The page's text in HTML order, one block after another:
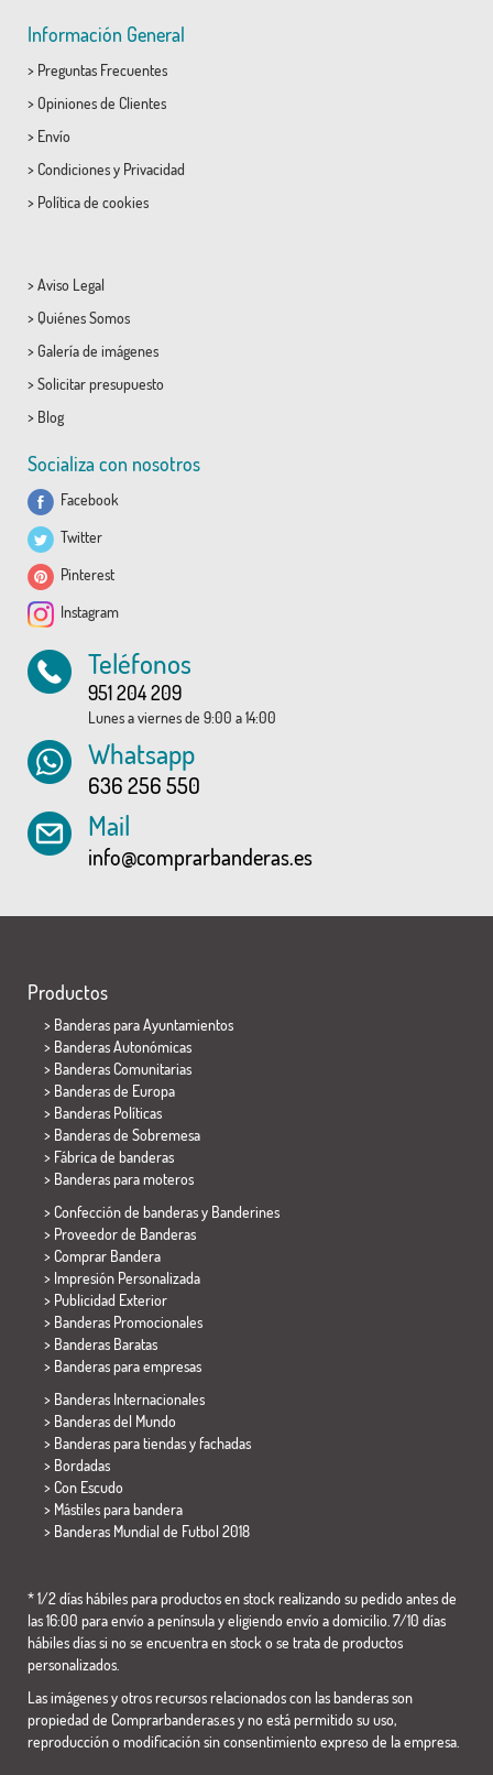
Información General
> Preguntas Frecuentes
> Opiniones de Clientes
> Envío
> Condicionesy Privacidad
> Política de cookies
> Aviso Legal
> Quiénes Somos
> Galería de imágenes
> Solicitar presupuesto
> Blog
Socializa con nosotros
Facebook
Twitter
Pinterest
Instagram
Teléfonos
951 204 209
Lunes a viernes de 9:00 a 14:00
Whatsapp
636 256 550
Mail
info@comprarbanderas.es
Productos
> Banderas para Ayuntamientos
> Banderas Autonómicas
> Banderas Comunitarias
> Banderas de Europa
> Banderas Políticas
> Banderas de Sobremesa
> Fábrica de banderas
> Banderas para moteros
> Confección de banderas y Banderines
> Proveedor de Banderas
> Comprar Bandera
> Impresión Personalizada
> Publicidad Exterior
> Banderas Promocionales
> Banderas Baratas
> Banderas para empresas
> Banderas Internacionales
> Banderas del Mundo
> Banderas para tiendas y fachadas
> Bordadas
> Con Escudo
> Mástiles para bandera
> Banderas Mundial de Futbol 2018
* 1/2 días hábiles para productos en stock realizando su pedido antes de
las 16:00 para envío a península y eligiendo envío a domicilio. 7/10 días
hábiles días si no se encuentra en stock o se trata de productos
personalizados.
Las imágenes y otros recursos relacionados con las banderas son
propiedad de Comprarbanderas.es y no está permitido su uso,
reproducción o modificación sin consentimiento expreso de la empresa.